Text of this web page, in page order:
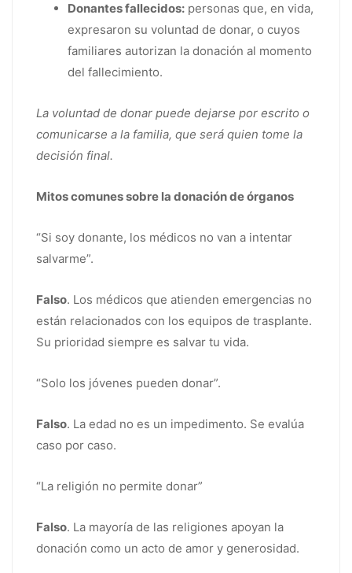
Donantes fallecidos: personas que, en vida,
expresaron su voluntad de donar, o cuyos
familiares autorizan la donación al momento
del fallecimiento.
La voluntad de donar puede dejarse por escrito o
comunicarse a la familia, que será quien tome la
decisión final.
Mitos comunes sobre la donación de órganos
“Si soy donante, los médicos no van a intentar
salvarme”.
Falso. Los médicos que atienden emergencias no
están relacionados con los equipos de trasplante.
Su prioridad siempre es salvar tu vida.
“Solo los jóvenes pueden donar”.
Falso. La edad no es un impedimento. Se evalúa
caso por caso.
“La religión no permite donar”
Falso. La mayoría de las religiones apoyan la
donación como un acto de amor y generosidad.